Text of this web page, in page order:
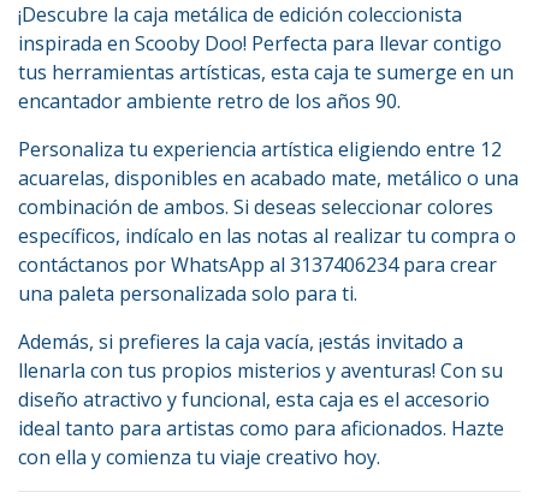
¡Descubre la caja metálica de edición coleccionista
inspirada en Scooby Doo! Perfecta para llevar contigo
tus herramientas artísticas, esta caja te sumerge en un
encantador ambiente retro de los años 90.
Personaliza tu experiencia artística eligiendo entre 12
acuarelas, disponibles en acabado mate, metálico o una
combinación de ambos. Si deseas seleccionar colores
específicos, indícalo en las notas al realizar tu compra o
contáctanos por WhatsApp al 3137406234 para crear
una paleta personalizada solo para ti.
Además, si prefieres la caja vacía, ¡estás invitado a
llenarla con tus propios misterios y aventuras! Con su
diseño atractivo y funcional, esta caja es el accesorio
ideal tanto para artistas como para aficionados. Hazte
con ella y comienza tu viaje creativo hoy.